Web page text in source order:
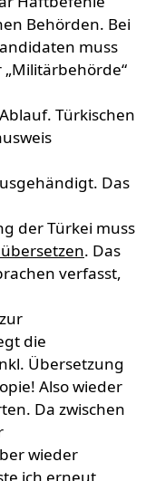
Behörden. Bei
muss
Türkischen
Das
der Türkei muss
. Das
verfasst,
die
Übersetzung
Also wieder
Da zwischen
wieder